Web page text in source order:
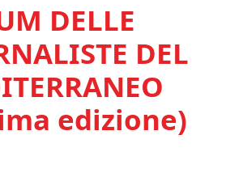
DELLE
DEL
edizione)